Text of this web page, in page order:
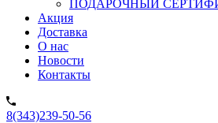
ПОДАРОЧНЫЙ
Акция
Доставка
О нас
Новости
Контакты
8(343)239-50-56